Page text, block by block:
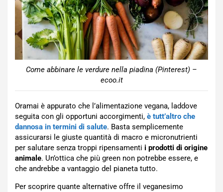
Come abbinare le verdure nella piadina (Pinterest) –
ecoo.it
Oramai è appurato che l’alimentazione vegana, laddove
seguita con gli opportuni accorgimenti, è tutt’altro che
dannosa in termini di salute. Basta semplicemente
assicurarsi le giuste quantità di macro e micronutrienti
per salutare senza troppi ripensamenti i prodotti di origine
animale. Un’ottica che più green non potrebbe essere, e
che andrebbe a vantaggio del pianeta tutto.
Per scoprire quante alternative offre il veganesimo